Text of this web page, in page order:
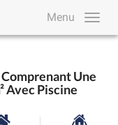
Menu
Une
Avec Piscine